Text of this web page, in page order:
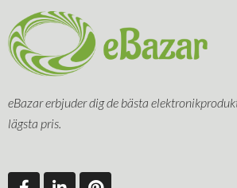
eBazar erbjuder dig de bästa
lägsta pris.
F
L
P